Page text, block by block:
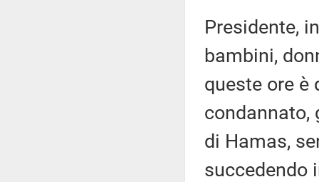
Presidente,
bambini,
queste ore è
condannato,
di Hamas,
succedendo